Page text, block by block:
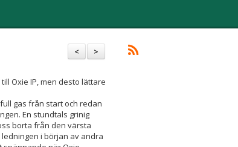
>
<
Oxie IP, men desto lättare
gas från start och redan
En stundtals grinig
borta från den värsta
i början av andra